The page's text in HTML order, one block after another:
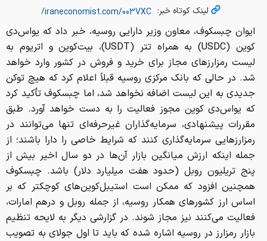
لینک کوتاه خبر:
ایوان چبسکوف، معاون وزیر دارایی روسیه، خبر داد که یواس‌دی
کوین (USDC) به همراه تتر (USDT)، بیت‌کوین و اتریوم به
لیست رمزارزهای مجاز برای خرید و فروش در کشور وارد خواهد
شد. در حالی که بانک مرکزی روسیه قبلاً اعلام کرد که هیچ توکن
جدیدی به این لیست اضافه نخواهد شد، اما چبسکوف تأکید کرد
که یواس‌دی کوین مجوز فعالیت را به دست خواهد آورد. طبق
مقررات پیشنهادی، سرمایه‌گذاران غیرحرفه‌ای تنها می‌توانند در
رمزارزهایی سرمایه‌گذاری کنند که شرایط خاصی را دارا باشند؛ از
جمله اینکه ارزش میانگین بازار آن‌ها در دو سال اخیر بیش از
پنج تریلیون روبل (حدود هفت میلیارد دلار) باشد. چبسکوف
همچنین افزود که ممکن است استیبل‌کوین‌های کوچکتر که بر
اساس ارز کشورهای همکار روسیه، از جمله روبل و درهم امارات،
فعالیت می‌کنند نیز مجاز شوند. در گزارشی دیگر به لایحه تنظیم
بازار رمزارز در روسیه اشاره شده که باید تا اول جولای به تصویب